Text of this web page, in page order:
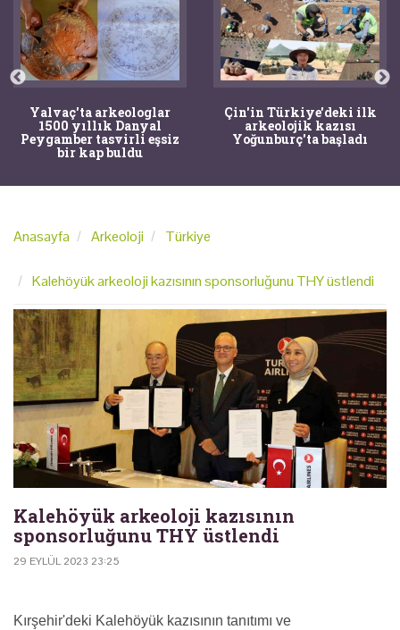
Yalvaç'ta arkeologlar
1500 yıllık Danyal
Peygamber tasvirli eşsiz
bir kap buldu
Çin'in Türkiye'deki ilk
arkeolojik kazısı
Yoğunburç'ta başladı
Anasayfa Arkeoloji Türkiye
Kalehöyük arkeoloji kazısının sponsorluğunu THY üstlendi
Kalehöyük arkeoloji kazısının
sponsorluğunu THY üstlendi
29 EYLÜL 2023 23:25
Kırşehir'deki Kalehöyük kazısının tanıtımı ve